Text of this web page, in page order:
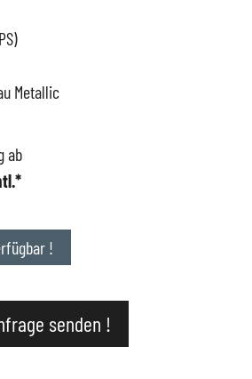
Metallic
ab
!
senden !